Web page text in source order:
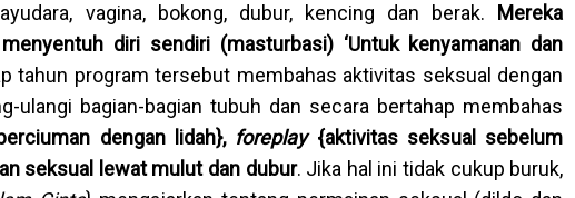
vagina, bokong, dubur, kencing dan berak.
Mereka
diri sendiri (masturbasi) ‘Untuk kenyamanan dan
tahun program tersebut membahas aktivitas seksual dengan
ulangi bagian-bagian tubuh dan secara bertahap membahas
dengan lidah}, foreplay{aktivitas seksual sebelum
seksual lewat mulut dan dubur. Jika hal ini tidak cukup buruk,